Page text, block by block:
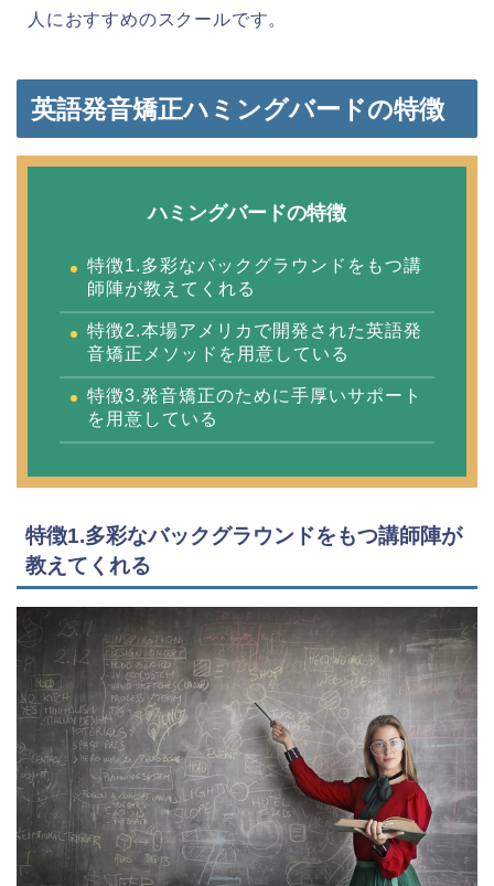
人におすすめのスクールです。
英語発音矯正ハミングバードの特徴
ハミングバードの特徴
特徴1.多彩なバックグラウンドをもつ講
師陣が教えてくれる
特徴2.本場アメリカで開発された英語発
音矯正メソッドを用意している
特徴3.発音矯正のために手厚いサポート
を用意している
特徴1.多彩なバックグラウンドをもつ講師陣が
教えてくれる